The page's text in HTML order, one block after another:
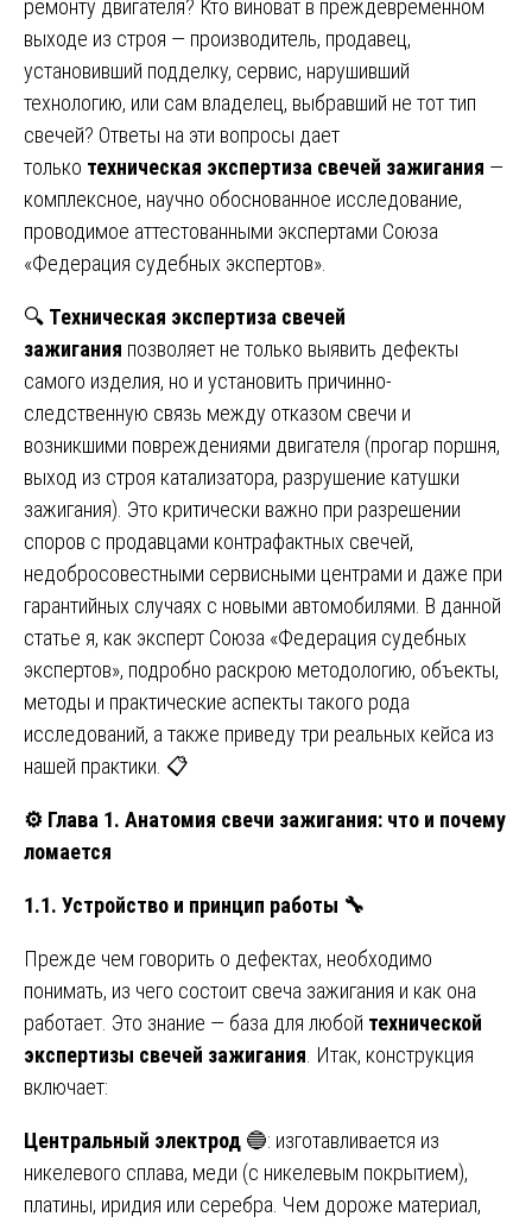
ремонту двигателя? Кто виноват в преждевременном
выходе из строя — производитель, продавец,
установивший подделку, сервис, нарушивший
технологию, или сам владелец, выбравший не тот тип
свечей? Ответы на эти вопросы дает
только техническая экспертиза свечей зажигания —
комплексное, научно обоснованное исследование,
проводимое аттестованными экспертами Союза
«Федерация судебных экспертов».
🔍 Техническая экспертиза свечей
зажигания позволяет не только выявить дефекты
самого изделия, но и установить причинно-
следственную связь между отказом свечи и
возникшими повреждениями двигателя (прогар поршня,
выход из строя катализатора, разрушение катушки
зажигания). Это критически важно при разрешении
споров с продавцами контрафактных свечей,
недобросовестными сервисными центрами и даже при
гарантийных случаях с новыми автомобилями. В данной
статье я, как эксперт Союза «Федерация судебных
экспертов», подробно раскрою методологию, объекты,
методы и практические аспекты такого рода
исследований, а также приведу три реальных кейса из
нашей практики. 📋
⚙️ Глава 1. Анатомия свечи зажигания: что и почему
ломается
1.1. Устройство и принцип работы 🔧
Прежде чем говорить о дефектах, необходимо
понимать, из чего состоит свеча зажигания и как она
работает. Это знание — база для любой технической
экспертизы свечей зажигания. Итак, конструкция
включает:
Центральный электрод 🔵: изготавливается из
никелевого сплава, меди (с никелевым покрытием),
платины, иридия или серебра. Чем дороже материал,